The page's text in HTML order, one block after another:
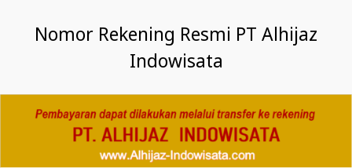
Nomor Rekening Resmi PT Alhijaz
Indowisata